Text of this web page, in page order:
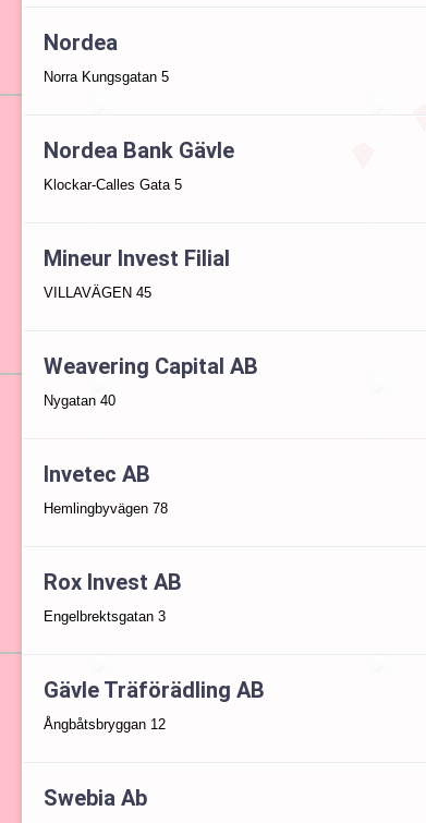
Nordea
Norra Kungsgatan 5
Nordea Bank Gävle
Klockar-Calles Gata 5
Mineur Invest Filial
VILLAVÄGEN 45
Weavering Capital AB
Nygatan 40
Invetec AB
Hemlingbyvägen 78
Rox Invest AB
Engelbrektsgatan 3
Gävle Träförädling AB
Ångbåtsbryggan 12
Swebia Ab